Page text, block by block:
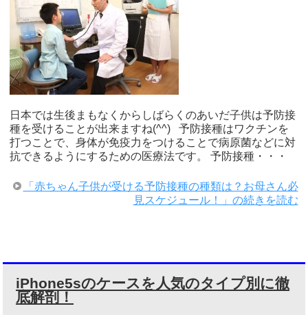
日本では生後まもなくからしばらくのあいだ子供は予防接
種を受けることが出来ますね(^^) 予防接種はワクチンを
打つことで、身体が免疫力をつけることで病原菌などに対
抗できるようにするための医療法です。 予防接種・・・
「赤ちゃん子供が受ける予防接種の種類は？お母さん必
見スケジュール！」の続きを読む
iPhone5sのケースを人気のタイプ別に徹
底解剖！